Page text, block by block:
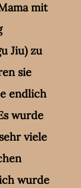
mit
Jiu) zu
sie
endlich
wurde
viele
wurde